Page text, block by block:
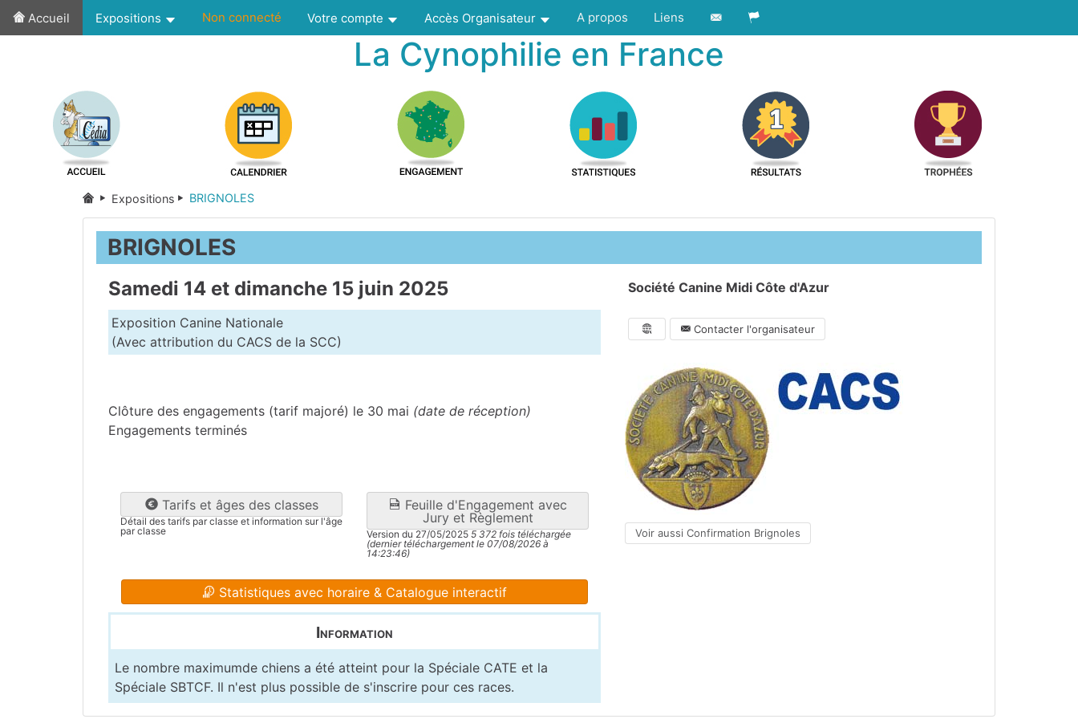
Accueil Expositions Non connecté Votre compte Accès Organisateur A propos Liens
La Cynophilie en France
Expositions BRIGNOLES
BRIGNOLES
Samedi 14 et dimanche 15 juin 2025
Exposition Canine Nationale
(Avec attribution du CACS de la SCC)
Clôture des engagements (tarif majoré) le 30 mai (date de réception)
Engagements terminés
Tarifs et âges des classes
Détail des tarifs par classe et information sur l'âge
par classe
Feuille d'Engagement avec
Jury et Règlement
Version du 27/05/2025 5 372 fois téléchargée
(dernier téléchargement le 07/08/2026 à
14:23:46)
Statistiques avec horaire & Catalogue interactif
Information
Le nombre maximumde chiens a été atteint pour la Spéciale CATE et la
Spéciale SBTCF. Il n'est plus possible de s'inscrire pour ces races.
Société Canine Midi Côte d'Azur
Contacter l'organisateur
Voir aussi Confirmation Brignoles